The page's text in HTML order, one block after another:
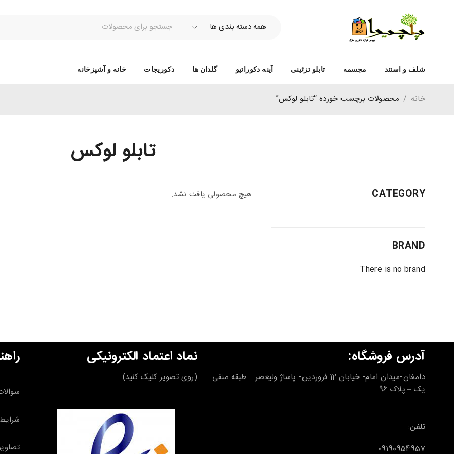
شلف و استند مجسمه تابلو تزئینی آینه دکوراتیو گلدان ها دکوریجات خانه و آشپزخانه
تابلو لوکس
خانه / محصولات برچسب خورده “تابلو لوکس”
CATEGORY
BRAND
There is no brand
هیچ محصولی یافت نشد.
آدرس فروشگاه:
دامغان-میدان امام- خیابان 12 فروردین- پاساژ ولیعصر – طبقه منفی
یک – پلاک 96
تلفن:
09190954957
نماد اعتماد الکترونیکی
(روی تصویر کلیک کنید)